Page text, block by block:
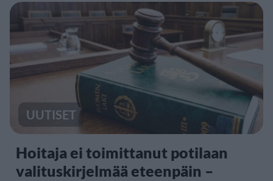
UUTISET
Hoitaja ei toimittanut potilaan
valituskirjelmää eteenpäin –